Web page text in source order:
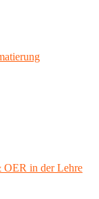
OER in der Lehre